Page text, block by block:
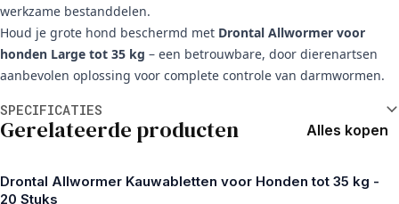
werkzame bestanddelen.
Houd je grote hond beschermd met Drontal Allwormer voor
honden Large tot 35 kg – een betrouwbare, door dierenartsen
aanbevolen oplossing voor complete controle van darmwormen.
SPECIFICATIES
Gerelateerde producten Alles kopen
Drontal Allwormer Kauwabletten voor Honden tot 35 kg -
20 Stuks